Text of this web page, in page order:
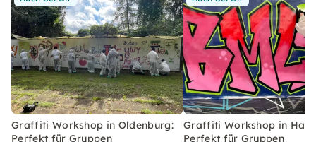
Graffiti Workshop in Oldenburg:
Perfekt für Gruppen
Graffiti Workshop in
Perfekt für Gruppen